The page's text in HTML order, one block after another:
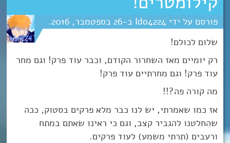
Ido4224
26 ספטמבר 2016
שלום לכולם!
רק יומיים מאז השחרור הקודם, וכבר עוד פרק! וגם מחר
עוד פרק! וגם מחרתיים עוד פרק!
מה קורה פה?!!
אז כמו שאמרתי, יש לנו כבר מלא פרקים בסטוק, ככה
שהחלטנו להגביר קצב, וגם כי ראינו שאתם במתח
ורעבים (תרתי משמע) לעוד פרקים.